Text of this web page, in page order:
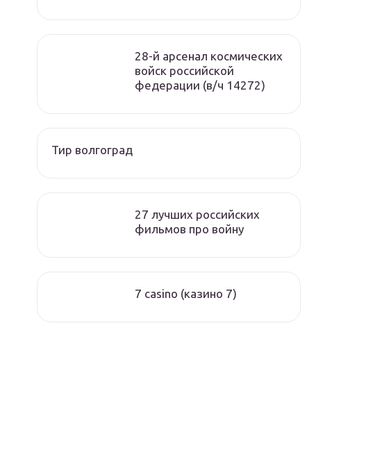
28-й арсенал космических
войск российской
федерации (в/ч 14272)
Тир волгоград
27 лучших российских
фильмов про войну
7 casino (казино 7)